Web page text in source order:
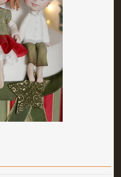
Torty od Lorny
Prievidza
0911494673
tortyodlorny@gmail.com
|Aktualizované 4. 11. 2025